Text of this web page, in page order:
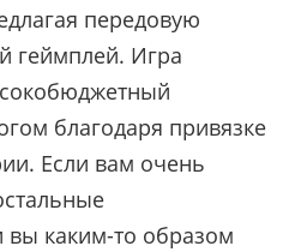
передовую
геймплей. Игра
благодаря привязке
Если вам очень
вы каким-то образом